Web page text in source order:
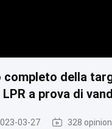
della
a prova di
03-27 328